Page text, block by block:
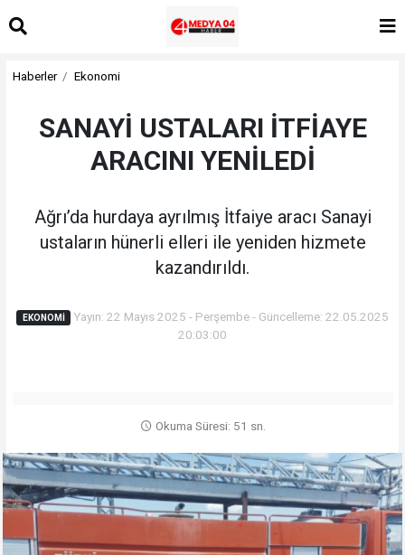
Haberler Ekonomi
SANAYİ USTALARI İTFİAYE
ARACINI YENİLEDİ
Ağrı’da hurdaya ayrılmış İtfaiye aracı Sanayi
ustaların hünerli elleri ile yeniden hizmete
kazandırıldı.
EKONOMI
Yayın: 22 Mayıs 2025 - Perşembe - Güncelleme: 22.05.2025
20:03:00
Okuma Süresi: 51 sn.